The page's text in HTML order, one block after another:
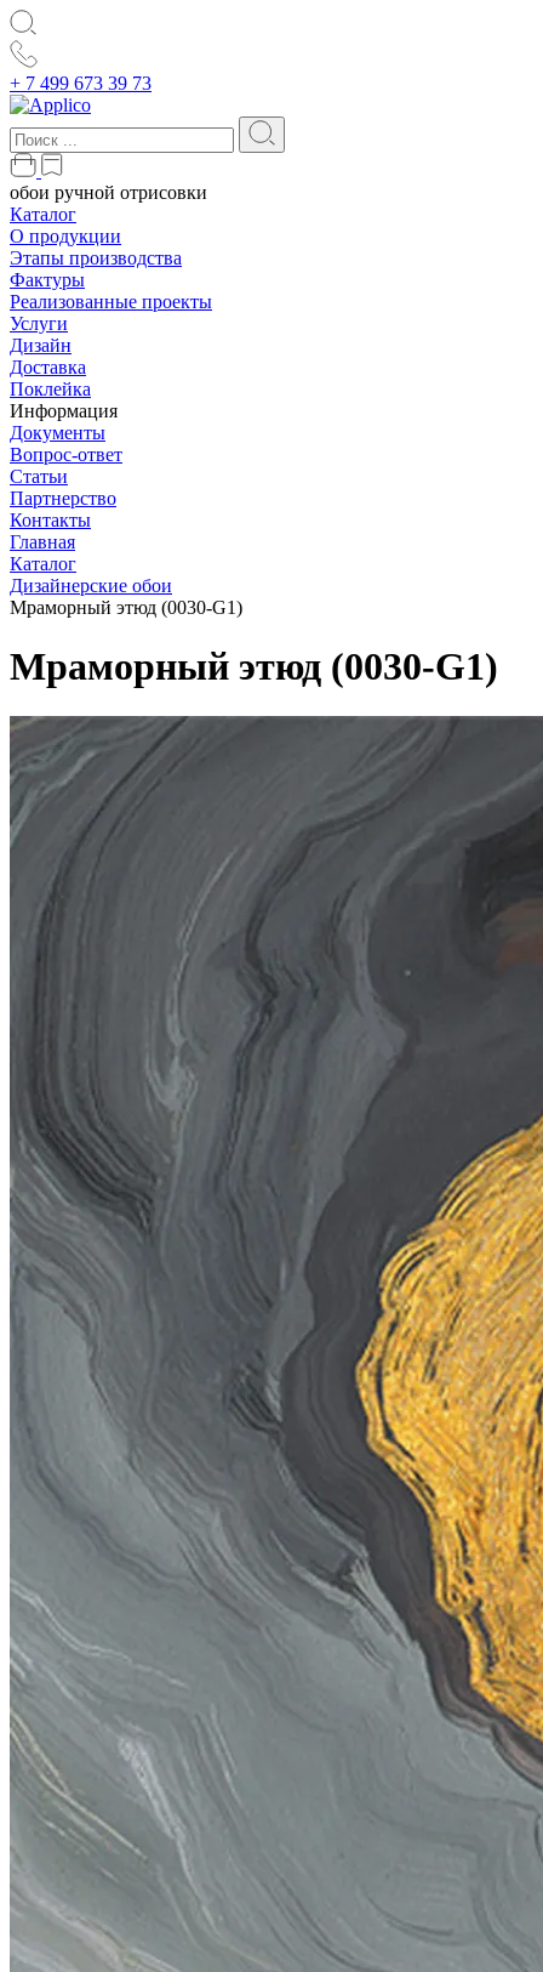
+ 7 499 673 39 73
обои ручной отрисовки
Каталог
О продукции
Этапы производства
Фактуры
Реализованные проекты
Услуги
Дизайн
Доставка
Поклейка
Информация
Документы
Вопрос-ответ
Статьи
Партнерство
Контакты
Главная
Каталог
Дизайнерские обои
Мраморный этюд (0030-G1)
Мраморный этюд (0030-G1)